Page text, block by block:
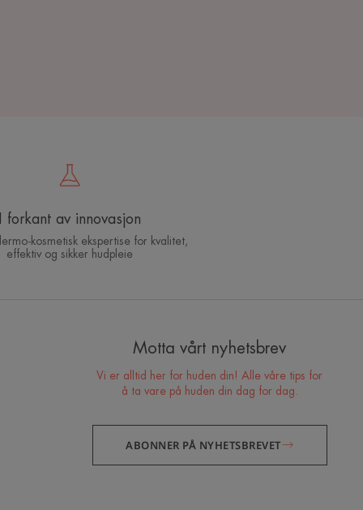
eksperter og oppdag den mest passende hudpleierutinen
for deg.
MIN HUD DIAGNOSE
forkant av innovasjon
kosmetisk ekspertise for kvalitet,
effektiv og sikker hudpleie
Motta vårt nyhetsbrev
Vi er alltid her for huden din! Alle våre tips for
å ta vare på huden din dag for dag.
ABONNER PÅ NYHETSBREVET